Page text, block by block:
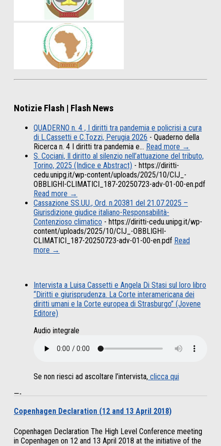
Notizie Flash | Flash News
QUADERNO n. 4 , I diritti tra pandemia e policrisi a cura
di L.Cassetti e C.Tozzi, Perugia 2026 - Quaderno della
Ricerca n. 4 I diritti tra pandemia e… Read more →
S. Cociani, Il diritto al silenzio nell’attuazione del tributo,
Torino, 2025 (Indice e Abstract) - https://diritti-
cedu.unipg.it/wp-content/uploads/2025/10/CIJ_-
OBBLIGHI-CLIMATICI_187-20250723-adv-01-00-en.pdf
Read more →
Cassazione SS.UU., Ord. n.20381 del 21.07.2025 –
Giurisdizione giudice italiano-Responsabilità-
Contenzioso climatico - https://diritti-cedu.unipg.it/wp-
content/uploads/2025/10/CIJ_-OBBLIGHI-
CLIMATICI_187-20250723-adv-01-00-en.pdf Read
more →
Intervista a Luisa Cassetti e Angela Di Stasi sul loro libro
“Diritti e giurisprudenza. La Corte interamericana dei
diritti umani e la Corte europea di Strasburgo” (Jovene
Editore)
Audio integrale
Se non riesci ad ascoltare l’intervista, clicca qui
—-
Copenhagen Declaration (12 and 13 April 2018)
Copenhagen Declaration The High Level Conference meeting
in Copenhagen on 12 and 13 April 2018 at the initiative of the